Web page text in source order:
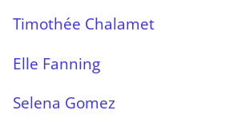
Timothée Chalamet
Elle Fanning
Selena Gomez